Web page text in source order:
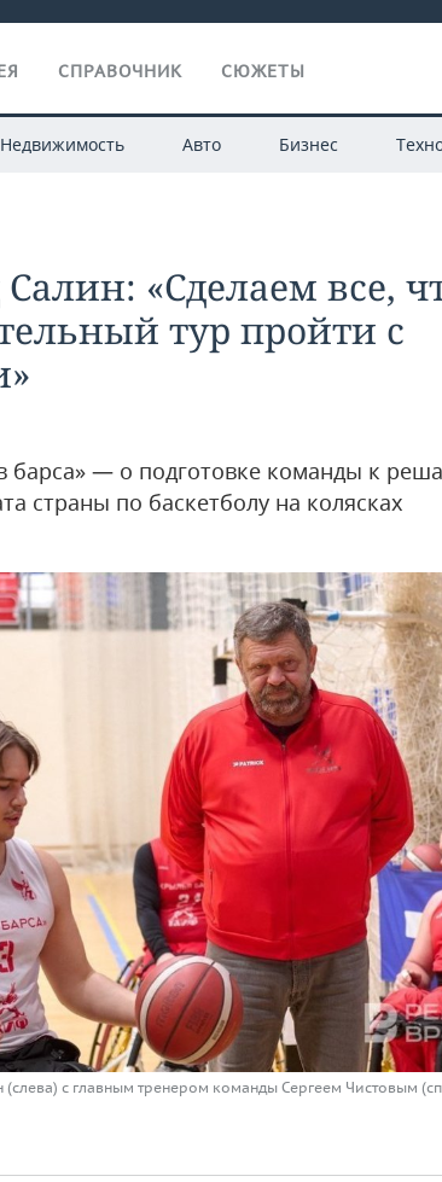
СПРАВОЧНИК СЮЖЕТЫ
Недвижимость Авто Бизнес
Салин: «Сделаем все,
тур пройти с
барса» — о подготовке команды к
страны по баскетболу на колясках
(слева) с главным тренером команды Сергеем Чистовым